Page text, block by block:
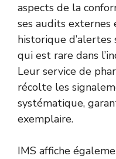
aspects de la
ses audits externes
historique
qui est rare dans
Leur service de
récolte les
systématique,
exemplaire.
IMS affiche